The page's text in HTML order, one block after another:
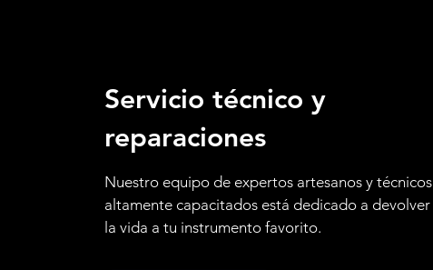
Servicio técnico y
reparaciones
Nuestro equipo de expertos artesanos y técnicos
altamente capacitados está dedicado a devolver
la vida a tu instrumento favorito.